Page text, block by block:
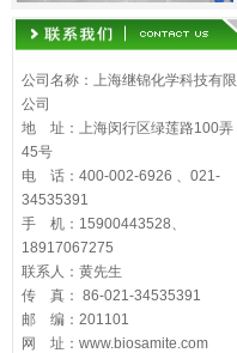
公司名称：上海继锦化学科技有限
公司
地 址：上海闵行区绿莲路100弄
45号
电 话：400-002-6926 、021-
34535391
手 机：15900443528、
18917067275
联系人：黄先生
传 真： 86-021-34535391
邮 编：201101
网 址：www.biosamite.com